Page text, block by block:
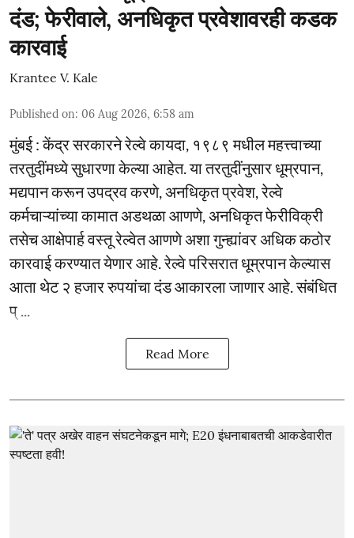
दंड; फेरीवाले, अनधिकृत प्रवेशावरही कडक
कारवाई
Krantee V. Kale
Published on: 06 Aug 2026, 6:58 am
मुंबई : केंद्र सरकारने रेल्वे कायदा, १९८९ मधील महत्त्वाच्या
तरतुदींमध्ये सुधारणा केल्या आहेत. या तरतुदींनुसार धूम्रपान,
मद्यपान करून उपद्रव करणे, अनधिकृत प्रवेश, रेल्वे
कर्मचाऱ्यांच्या कामात अडथळा आणणे, अनधिकृत फेरीविक्री
तसेच आक्षेपार्ह वस्तू रेल्वेत आणणे अशा गुन्ह्यांवर अधिक कठोर
कारवाई करण्यात येणार आहे. रेल्वे परिसरात धूम्रपान केल्यास
आता थेट २ हजार रुपयांचा दंड आकारला जाणार आहे. संबंधित
प् ...
Read More